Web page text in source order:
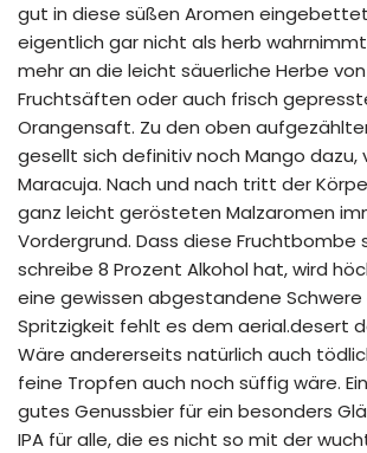
gut in diese süßen Aromen
eigentlich gar nicht als herb
mehr an die leicht säuerliche Herbe
Fruchtsäften oder auch frisch
Orangensaft. Zu den oben
gesellt sich definitiv noch Mango dazu,
Maracuja. Nach und nach tritt der
ganz leicht gerösteten Malzaromen
Vordergrund. Dass diese Fruchtbombe
schreibe 8 Prozent Alkohol hat, wird
eine gewissen abgestandene Schwere
Spritzigkeit fehlt es dem aerial.desert
Wäre andererseits natürlich auch
feine Tropfen auch noch süffig wäre.
gutes Genussbier für ein besonders
IPA für alle, die es nicht so mit der